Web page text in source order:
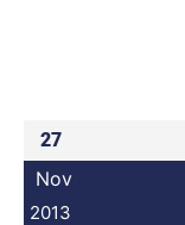
27
Nov
2013